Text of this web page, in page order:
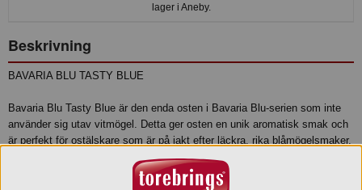
lager i Aneby.
Beskrivning
BAVARIA BLU TASTY BLUE
Bavaria Blu Tasty Blue är den enda osten i Bavaria Blu-serien som inte
använder sig utav vitmögel. Detta ger osten en unik aromatisk smak och
är perfekt för ostälskare som är på jakt efter läckra, rika blåmögelsmaker.
Precis som de andra ostarna i serien är osten gjord på de bästa
ingredienserna och mjölk från de Bayerska bergen.